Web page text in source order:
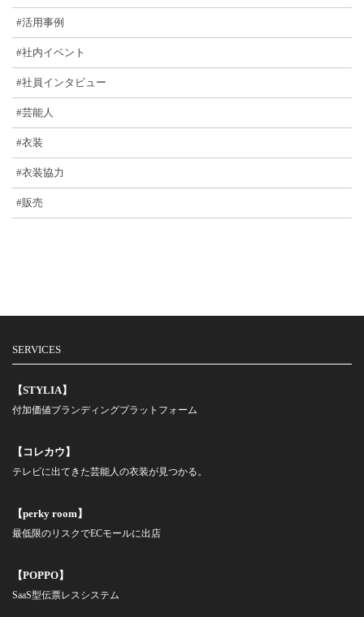
#活用事例
#社内イベント
#社員インタビュー
#芸能人
#衣装
#衣装協力
#販売
SERVICES
【STYLIA】
付加価値ブランディングプラットフォーム
【コレカウ】
テレビに出てきた芸能人の衣装が見つかる。
【perky room】
最低限のリスクでECモールに出店
【POPPO】
SaaS型伝票レスシステム